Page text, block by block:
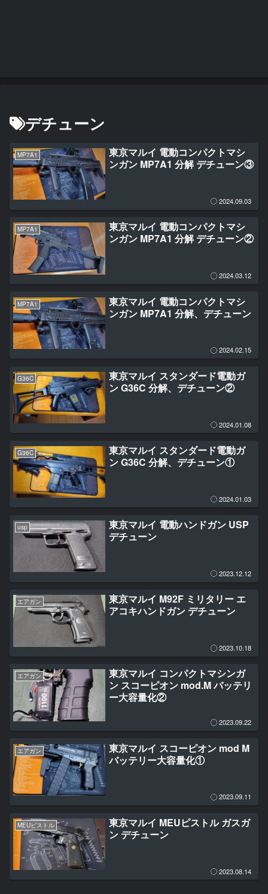
デチューン
MP7A1
東京マルイ 電動コンパクトマシ
ンガン MP7A1 分解 デチューン③
2024.09.03
MP7A1
東京マルイ 電動コンパクトマシ
ンガン MP7A1 分解 デチューン②
2024.03.12
MP7A1
東京マルイ 電動コンパクトマシ
ンガン MP7A1 分解、デチューン
2024.02.15
G36C
東京マルイ スタンダード電動ガ
ン G36C 分解、デチューン②
2024.01.08
G36C
東京マルイ スタンダード電動ガ
ン G36C 分解、デチューン①
2024.01.03
usp
東京マルイ 電動ハンドガン USP
デチューン
2023.12.12
エアガン
東京マルイ M92F ミリタリー エ
アコキハンドガン デチューン
2023.10.18
エアガン
東京マルイ コンパクトマシンガ
ン スコーピオン mod.M バッテリ
ー大容量化②
2023.09.22
エアガン
東京マルイ スコーピオン mod M
バッテリー大容量化①
2023.09.11
MEUピストル
東京マルイ MEUピストル ガスガ
ン デチューン
2023.08.14